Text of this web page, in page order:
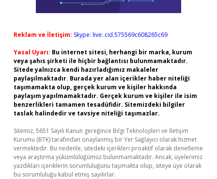
Reklam ve İletişim: Skype: live:.cid.575569c608265c69
Yasal Uyarı: Bu internet sitesi, herhangi bir marka, kurum
veya şahıs şirketi ile hiçbir bağlantısı bulunmamaktadır.
Sitede yalnızca kendi hazırladığımız makaleler
paylaşılmaktadır. Burada yer alan içerikler haber niteliği
taşımamakta olup, gerçek kurum ve kişiler hakkında
paylaşım yapılmamaktadır. Gerçek kurum ve kişiler ile isim
benzerlikleri tamamen tesadüfidir. Sitemizdeki bilgiler
taslak halindedir ve tavsiye niteliği taşımazlar.
Sitemiz, 5651 Sayılı Kanun gereğince Bilgi Teknolojileri ve İletişim
Kurumu (BTK) tarafından onaylanmış bir Yer Sağlayıcı olarak hizmet
vermektedir. Bu nedenle, sitedeki içerikleri proaktif olarak denetleme
veya araştırma yükümlülüğümüz bulunmamaktadır. Ancak, üyelerimiz
yazdıkları içeriklerin sorumluluğunu taşımakta olup, siteye üye olarak
bu sorumluluğu kabul etmiş sayılırlar.